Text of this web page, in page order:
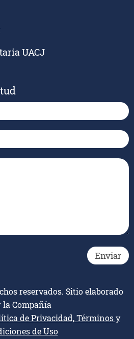
UACJ
reservados. Sitio elaborado
la Compañía
de Privacidad, Términos y
de Uso